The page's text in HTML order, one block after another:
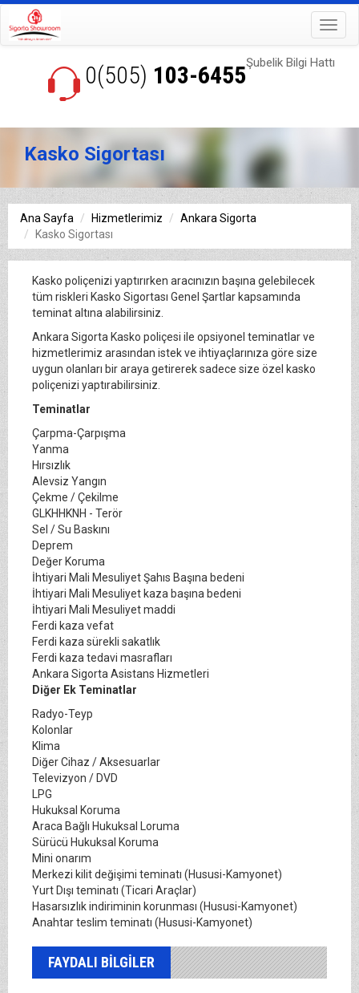
0(505) 103-6455Şubelik Bilgi Hattı
Kasko Sigortası
Ana Sayfa Hizmetlerimiz
Ankara Sigorta
Kasko Sigortası
Kasko poliçenizi yaptırırken aracınızın başına gelebilecek
tüm riskleri Kasko Sigortası Genel Şartlar kapsamında
teminat altına alabilirsiniz.
Ankara Sigorta Kasko poliçesi ile opsiyonel teminatlar ve
hizmetlerimiz arasından istek ve ihtiyaçlarınıza göre size
uygun olanları bir araya getirerek sadece size özel kasko
poliçenizi yaptırabilirsiniz.
Teminatlar
Çarpma-Çarpışma
Yanma
Hırsızlık
Alevsiz Yangın
Çekme / Çekilme
GLKHHKNH - Terör
Sel / Su Baskını
Deprem
Değer Koruma
İhtiyari Mali Mesuliyet Şahıs Başına bedeni
İhtiyari Mali Mesuliyet kaza başına bedeni
İhtiyari Mali Mesuliyet maddi
Ferdi kaza vefat
Ferdi kaza sürekli sakatlık
Ferdi kaza tedavi masrafları
Ankara Sigorta Asistans Hizmetleri
Diğer Ek Teminatlar
Radyo-Teyp
Kolonlar
Klima
Diğer Cihaz / Aksesuarlar
Televizyon / DVD
LPG
Hukuksal Koruma
Araca Bağlı Hukuksal Loruma
Sürücü Hukuksal Koruma
Mini onarım
Merkezi kilit değişimi teminatı (Hususi-Kamyonet)
Yurt Dışı teminatı (Ticari Araçlar)
Hasarsızlık indiriminin korunması (Hususi-Kamyonet)
Anahtar teslim teminatı (Hususi-Kamyonet)
FAYDALI BİLGİLER